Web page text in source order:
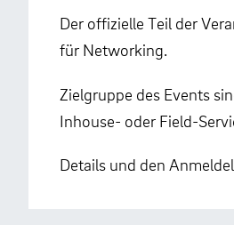
Der offizielle Teil der
für Networking.
Zielgruppe des Events
Inhouse- oder Field-
Details und den